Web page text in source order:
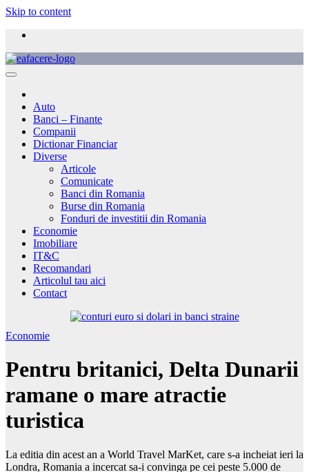
Skip to content
Auto
Banci – Finante
Companii
Dictionar Financiar
Diverse
Articole
Comunicate
Banci din Romania
Burse din Romania
Fonduri de investitii din Romania
Economie
Imobiliare
IT&C
Recomandari
Articolul tau aici
Contact
Economie
Pentru britanici, Delta Dunarii
ramane o mare atractie
turistica
La editia din acest an a World Travel MarKet, care s-a incheiat ieri la
Londra, Romania a incercat sa-i convinga pe cei peste 5.000 de